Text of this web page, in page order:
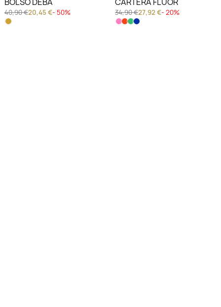
40,90 €20,45 €- 50% 34,90 €27,92 €- 20%